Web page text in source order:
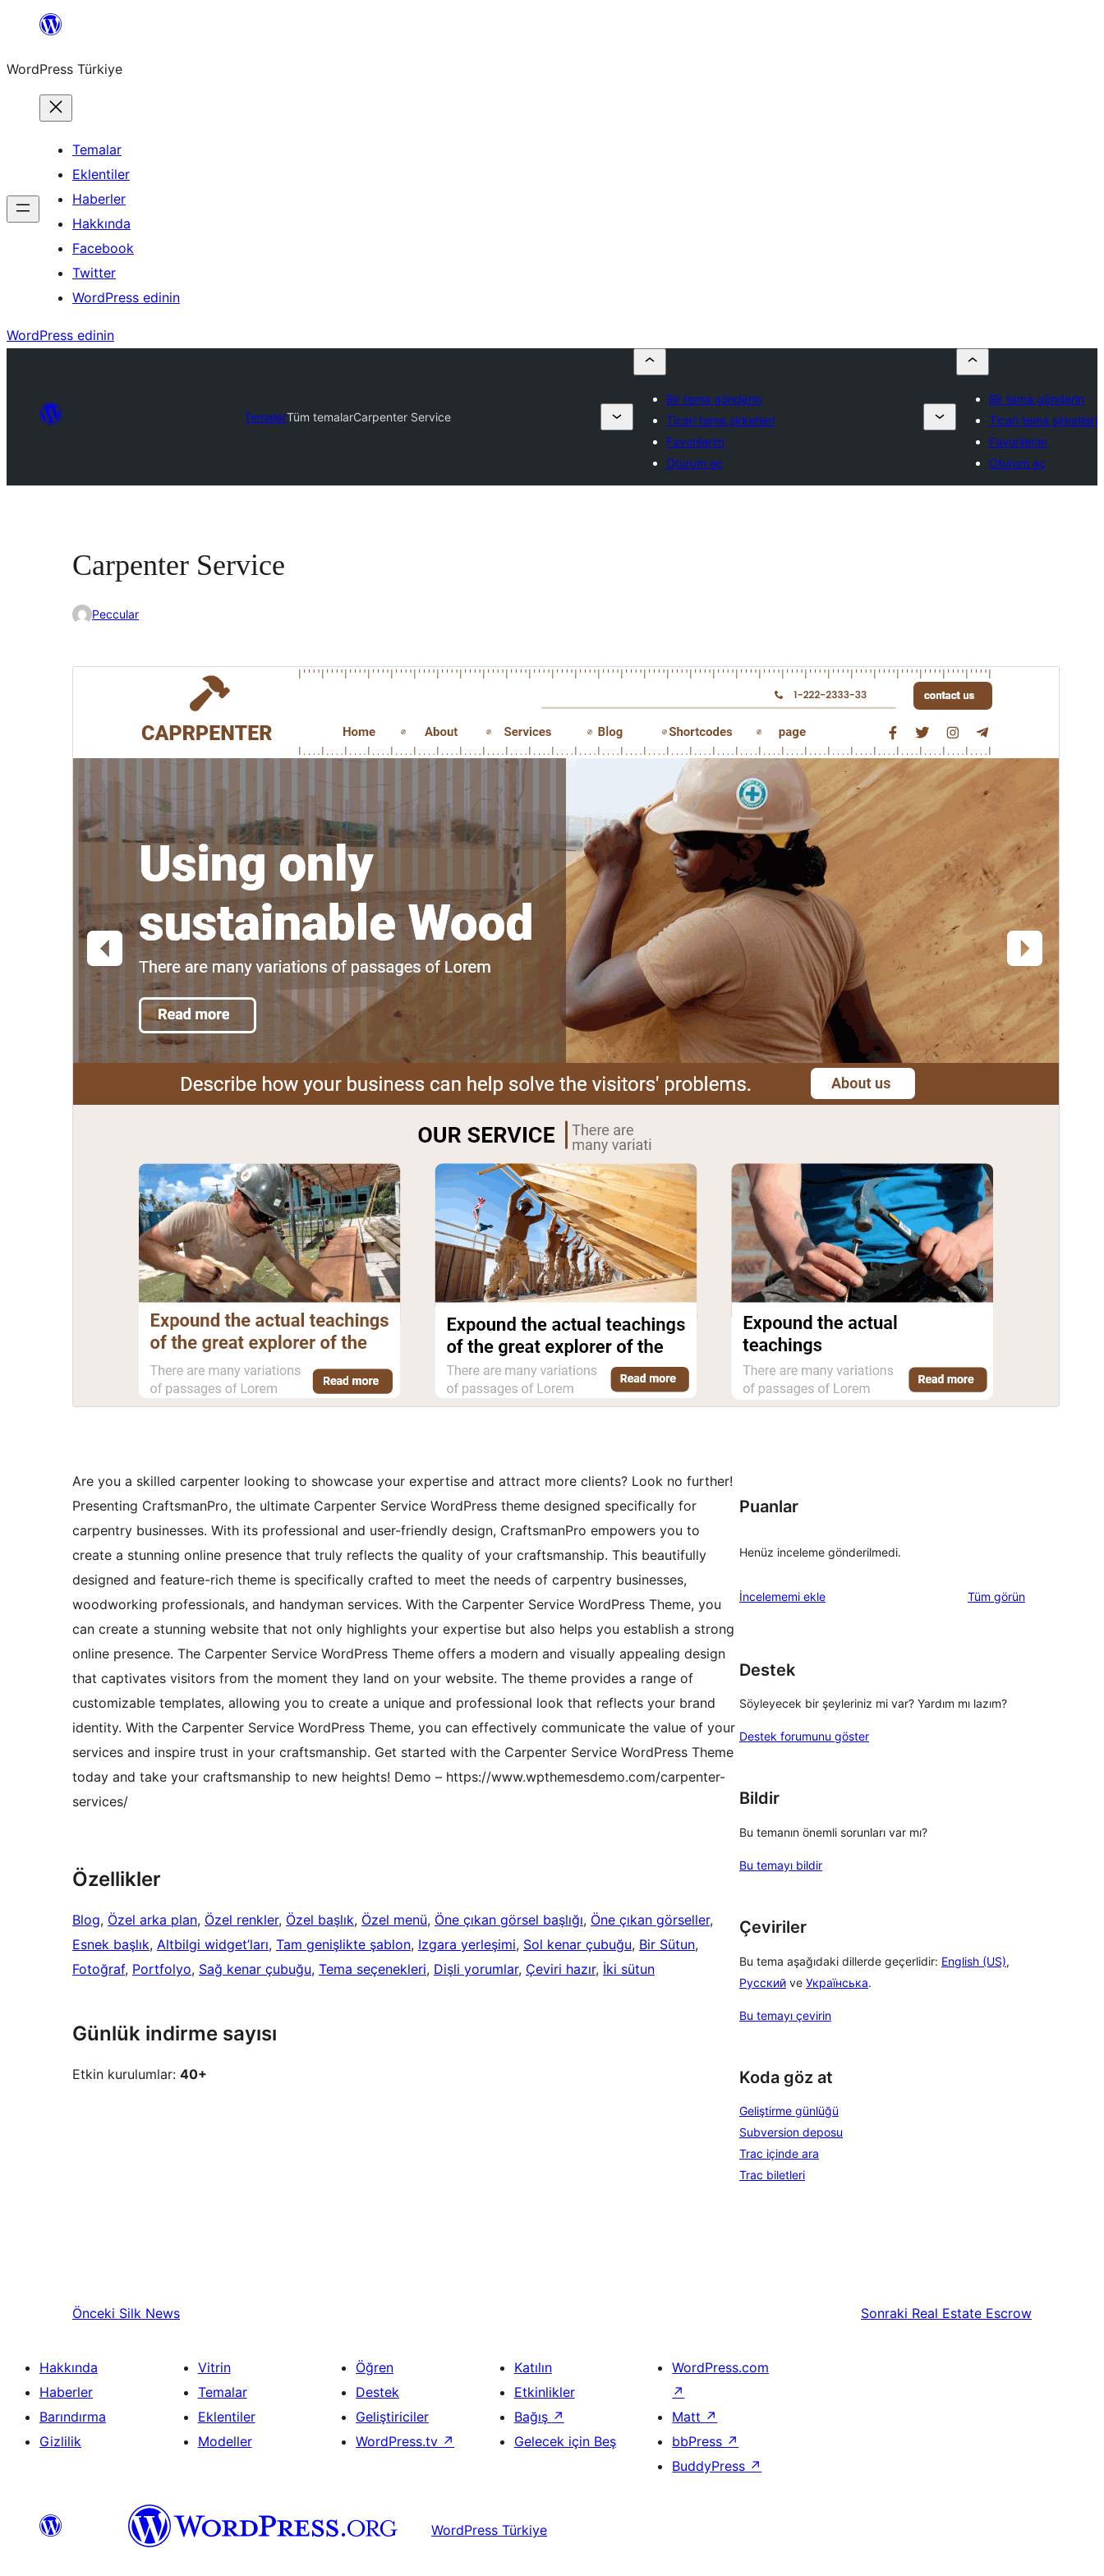
İçeriğe
WordPress Türkiye
Temalar
Eklentiler
Haberler
Hakkında
Facebook
Twitter
WordPress edinin
WordPress edinin
TemalarTüm temalarCarpenter Service
Bir tema gönderin
Ticari tema şirketleri
Favorilerim
Oturum aç
Bir tema gönderin
Ticari tema şirketleri
Favorilerim
Oturum aç
Carpenter Service
Peccular
Önizleme İndir
Sürüm
Son güncellenme
27.05.2026
Aktif kurulumlar
PHP sürümü
Tema ana sayfası
Are you a skilled carpenter looking to showcase your expertise and attract more clients? Look no further!
Presenting CraftsmanPro, the ultimate Carpenter Service WordPress theme designed specifically for
carpentry businesses. With its professional and user-friendly design, CraftsmanPro empowers you to
create a stunning online presence that truly reflects the quality of your craftsmanship. This beautifully
designed and feature-rich theme is specifically crafted to meet the needs of carpentry businesses,
woodworking professionals, and handyman services. With the Carpenter Service WordPress Theme, you
can create a stunning website that not only highlights your expertise but also helps you establish a strong
online presence. The Carpenter Service WordPress Theme offers a modern and visually appealing design
that captivates visitors from the moment they land on your website. The theme provides a range of
customizable templates, allowing you to create a unique and professional look that reflects your brand
identity. With the Carpenter Service WordPress Theme, you can effectively communicate the value of your
services and inspire trust in your craftsmanship. Get started with the Carpenter Service WordPress Theme
today and take your craftsmanship to new heights! Demo – https://www.wpthemesdemo.com/carpenter-
services/
Özellikler
Blog, Özel arka plan, Özel renkler, Özel başlık, Özel menü, Öne çıkan görsel başlığı, Öne çıkan görseller
Esnek başlık, Altbilgi widget’ları, Tam genişlikte şablon, Izgara yerleşimi, Sol kenar çubuğu, Bir Sütun
Fotoğraf, Portfolyo, Sağ kenar çubuğu, Tema seçenekleri, Dişli yorumlar, Çeviri hazır, İki sütun
Günlük indirme sayısı
Etkin kurulumlar: 40+
Puanlar
Henüz inceleme gönderilmedi.
İncelememi ekle Tüm değerlendirmeleri
görün
Destek
Söyleyecek bir şeyleriniz mi var? Yardım mı lazım?
Destek forumunu göster
Bildir
Bu temanın önemli sorunları var mı?
Bu temayı bildir
Çeviriler
Bu tema aşağıdaki dillerde geçerlidir: English (US),
Русский ve Українська.
Bu temayı çevirin
Koda göz at
Geliştirme günlüğü
Subversion deposu
Trac içinde ara
Trac biletleri
Önceki Silk News Sonraki Real Estate Escrow
Hakkında
Haberler
Barındırma
Gizlilik
Vitrin
Temalar
Eklentiler
Modeller
Öğren
Destek
Geliştiriciler
WordPress.tv ↗
Katılın
Etkinlikler
Bağış ↗
Gelecek için Beş
WordPress.com
↗
Matt ↗
bbPress ↗
BuddyPress ↗
WordPress Türkiye